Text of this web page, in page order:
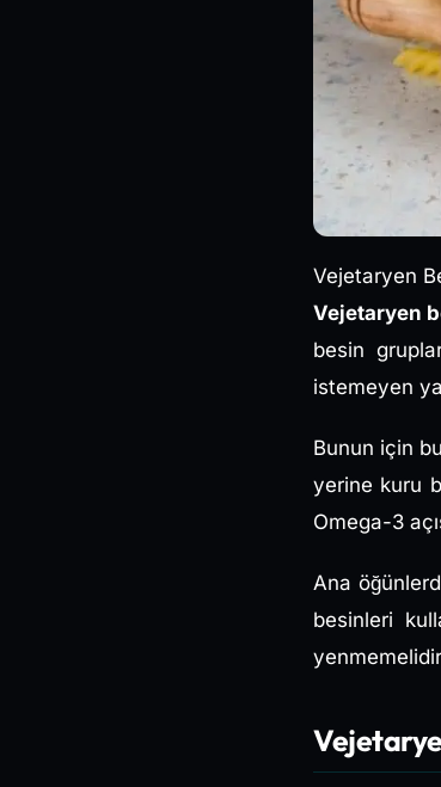
Vejetaryen
Vejetaryen
besin
istemeyen
Bunun için
yerine kuru
Omega-3
Ana
besinleri